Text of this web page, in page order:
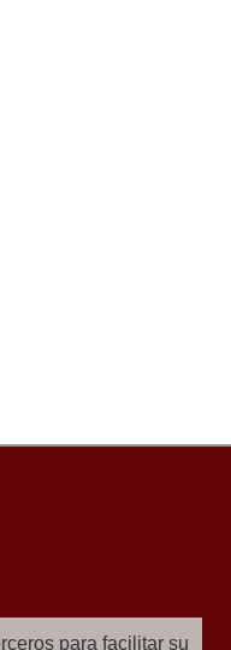
para facilitar su